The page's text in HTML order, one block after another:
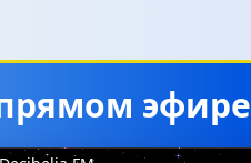
эфире